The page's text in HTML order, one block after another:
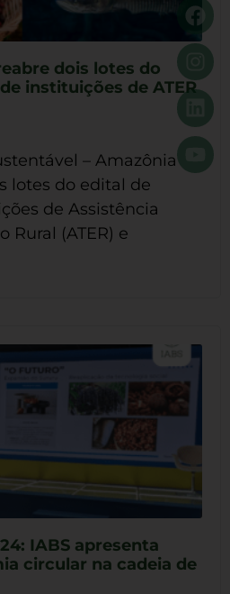
dois lotes do
instituições de ATER
– Amazônia
lotes do edital de
de Assistência
Rural (ATER) e
IABS apresenta
circular na cadeia de